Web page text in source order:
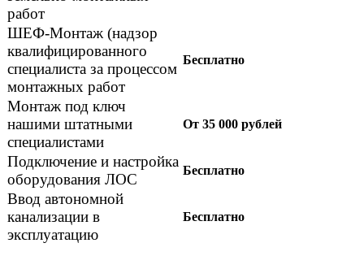
работ
ШЕФ-Монтаж (надзор
квалифицированного
специалиста за процессом
монтажных работ
Бесплатно
Монтаж под ключ
нашими штатными
специалистами
От 35 000 рублей
Подключение и настройка
оборудования ЛОС
Бесплатно
Ввод автономной
канализации в
эксплуатацию
Бесплатно